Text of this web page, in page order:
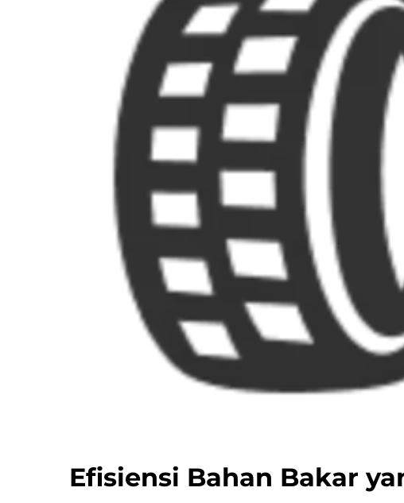
Efisiensi Bahan Bakar